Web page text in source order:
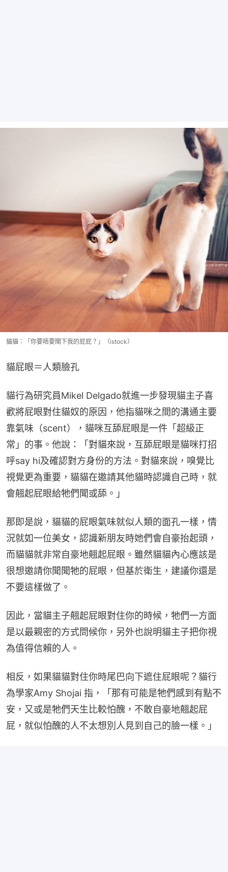
貓貓：「你要唔要聞下我的屁屁？」（istock）
貓屁眼＝人類臉孔
貓行為研究員Mikel Delgado就進一步發現貓主子喜
歡將屁眼對住貓奴的原因，他指貓咪之間的溝通主要
靠氣味（scent），貓咪互舔屁眼是一件「超級正
常」的事。他說：「對貓來說，互舔屁眼是貓咪打招
呼say hi及確認對方身份的方法。對貓來說，嗅覺比
視覺更為重要，貓貓在邀請其他貓時認識自己時，就
會翹起屁眼給牠們聞或舔。」
那即是說，貓貓的屁眼氣味就似人類的面孔一樣，情
況就如一位美女，認識新朋友時她們會自豪抬起頭，
而貓貓就非常自豪地翹起屁眼。雖然貓貓內心應該是
很想邀請你聞聞牠的屁眼，但基於衛生，建議你還是
不要這樣做了。
因此，當貓主子翹起屁眼對住你的時候，牠們一方面
是以最親密的方式問候你，另外也說明貓主子把你視
為值得信賴的人。
相反，如果貓貓對住你時尾巴向下遮住屁眼呢？貓行
為學家Amy Shojai 指，「那有可能是牠們感到有點不
安，又或是牠們天生比較怕醜，不敢自豪地翹起屁
屁，就似怕醜的人不太想別人見到自己的臉一樣。」